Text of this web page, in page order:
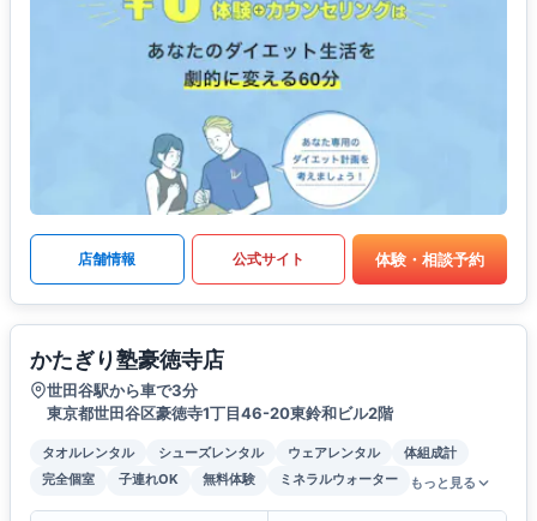
店舗情報 公式サイト 体験・相談予約
かたぎり塾豪徳寺店
世田谷駅から車で3分
東京都世田谷区豪徳寺1丁目46-20東鈴和ビル2階
タオルレンタル シューズレンタル ウェアレンタル
体組成計
完全個室
子連れOK 無料体験 ミネラルウォーター もっと見る